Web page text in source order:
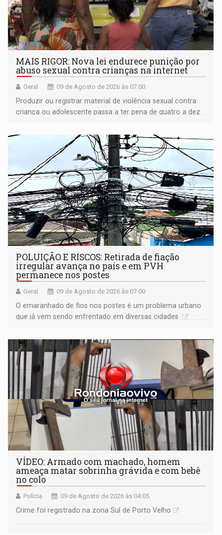
MAIS RIGOR: Nova lei endurece punição por
abuso sexual contra crianças na internet
Geral 09 de Agosto de 2026 às 07:00
Produzir ou registrar material de violência sexual contra
criança ou adolescente passa a ter pena de quatro a dez
POLUIÇÃO E RISCOS: Retirada de fiação
irregular avança no país e em PVH
permanece nos postes
Geral 09 de Agosto de 2026 às 07:00
O emaranhado de fios nos postes é um problema urbano
que já vem sendo enfrentado em diversas cidades
VÍDEO: Armado com machado, homem
ameaça matar sobrinha grávida e com bebê
no colo
Polícia 09 de Agosto de 2026 às 04:05
Crime foi registrado na zona Sul de Porto Velho